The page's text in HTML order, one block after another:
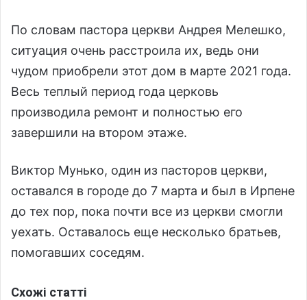
По словам пастора церкви Андрея Мелешко,
ситуация очень расстроила их, ведь они
чудом приобрели этот дом в марте 2021 года.
Весь теплый период года церковь
производила ремонт и полностью его
завершили на втором этаже.
Виктор Мунько, один из пасторов церкви,
оставался в городе до 7 марта и был в Ирпене
до тех пор, пока почти все из церкви смогли
уехать. Оставалось еще несколько братьев,
помогавших соседям.
Схожі статті